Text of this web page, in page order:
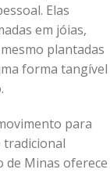
Elas
em jóias,
plantadas
forma tangível
para
tradicional
de Minas oferece